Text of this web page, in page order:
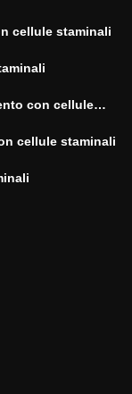
cellule staminali
con cellule
cellule staminali